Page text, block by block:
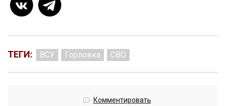
ТЕГИ: ВСУ Горловка СВО
Комментировать